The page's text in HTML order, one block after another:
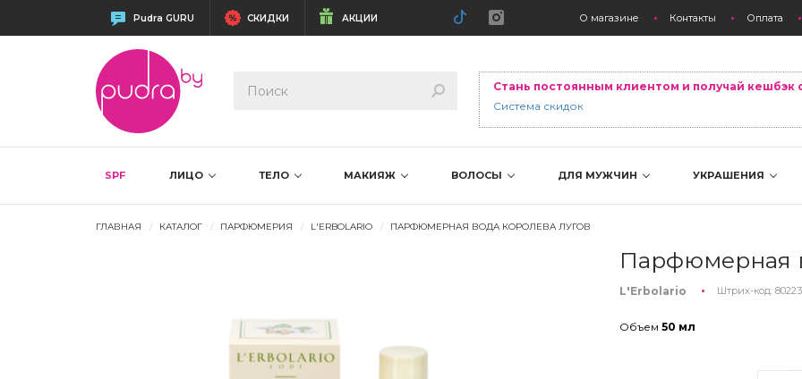
Pudra GURU СКИДКИ АКЦИИ О магазине Контакты Оплата
Стань постоянным клиентом и получай кешбэк
Система скидок
SPF ЛИЦО ТЕЛО МАКИЯЖ ВОЛОСЫ ДЛЯ МУЖЧИН УКРАШЕНИЯ
ГЛАВНАЯ КАТАЛОГ ПАРФЮМЕРИЯ L'ERBOLARIO ПАРФЮМЕРНАЯ ВОДА КОРОЛЕВА ЛУГОВ
Парфюмерная
L'Erbolario Штрих-код:
Объем 50 мл